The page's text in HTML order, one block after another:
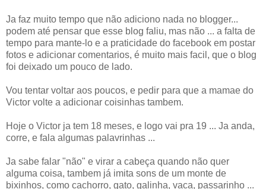
Ja faz muito tempo que não adiciono nada no blogger...
podem até pensar que esse blog faliu, mas não ... a falta de
tempo para mante-lo e a praticidade do facebook em postar
fotos e adicionar comentarios, é muito mais facil, que o blog
foi deixado um pouco de lado.
Vou tentar voltar aos poucos, e pedir para que a mamae do
Victor volte a adicionar coisinhas tambem.
Hoje o Victor ja tem 18 meses, e logo vai pra 19 ... Ja anda,
corre, e fala algumas palavrinhas ...
Ja sabe falar "não" e virar a cabeça quando não quer
alguma coisa, tambem já imita sons de um monte de
bixinhos, como cachorro, gato, galinha, vaca, passarinho ...